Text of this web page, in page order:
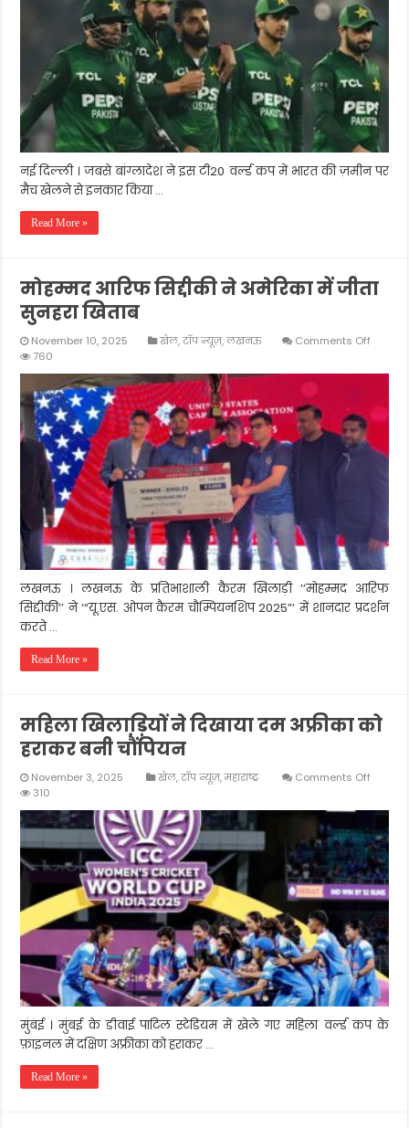
खि़लाफ़
बायकॉट
किया
नई दिल्ली । जबसे बांग्लादेश ने इस टी20 वर्ल्ड कप में भारत की ज़मीन पर
मैच खेलने से इनकार किया …
Read More »
मोहम्मद आरिफ सिद्दीकी ने अमेरिका में जीता
सुनहरा खिताब
November 10, 2025 खेल,टॉप न्यूज़,लखनऊ Comments Offon
आरिफ
अमेरिका
जीता
सुनहरा
760
लखनऊ । लखनऊ के प्रतिभाशाली कैरम खिलाड़ी ’’मोहम्मद आरिफ
सिद्दीकी’’ ने ’“यू.एस. ओपन कैरम चौम्पियनशिप 2025”’ में शानदार प्रदर्शन
करते …
Read More »
महिला खिलाड़ि़यों ने दिखाया दम अफ्रीका को
हराकर बनी चौंपियन
November 3, 2025 खेल,टॉप न्यूज़,महाराष्‍ट्र Comments Offon
दिखाया
दम
अफ्रीका
को
हराकर
बनी
चौंपियन
310
मुंबई । मुंबई के डीवाई पाटिल स्टेडियम में खेले गए महिला वर्ल्ड कप के
फ़ाइनल में दक्षिण अफ्रीका को हराकर …
Read More »